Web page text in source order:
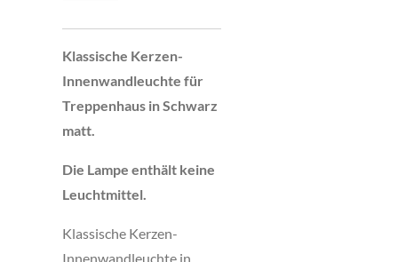
Klassische Kerzen-
Innenwandleuchte für
Treppenhaus in Schwarz
matt.
Die Lampe enthält keine
Leuchtmittel.
Klassische Kerzen-
Innenwandleuchte in